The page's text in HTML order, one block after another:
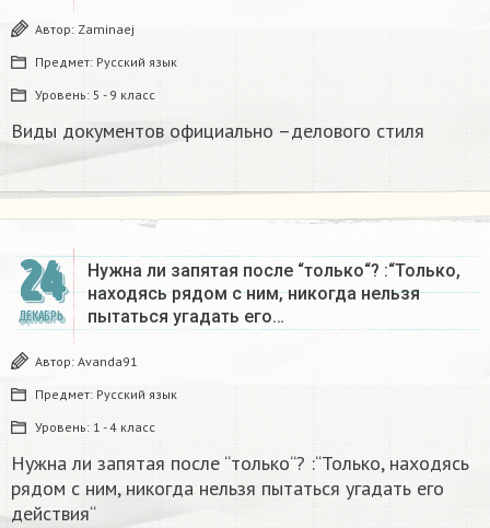
Автор: Zaminaej
Предмет: Русский язык
Уровень: 5 - 9 класс
Виды документов официально –делового стиля
24
ДЕКАБРЬ
Нужна ли запятая после “только“? :“Только,
находясь рядом с ним, никогда нельзя
пытаться угадать его…
Автор: Avanda91
Предмет: Русский язык
Уровень: 1 - 4 класс
Нужна ли запятая после “только“? :“Только, находясь
рядом с ним, никогда нельзя пытаться угадать его
действия“